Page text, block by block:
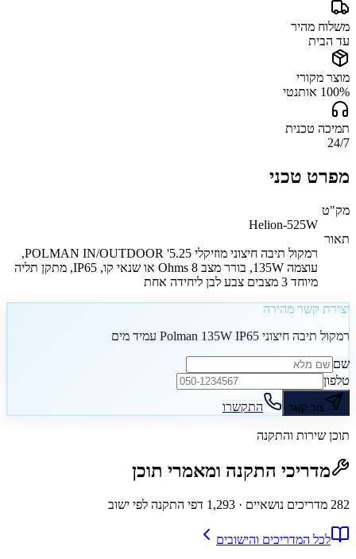
משלוח מהיר
עד הבית
מוצר מקורי
100% אותנטי
תמיכה טכנית
24/7
מפרט טכני
מק"ט
Helion-525W
תאור
רמקול תיבה חיצוני מוזיקלי 5.25' POLMAN IN/OUTDOOR,
עוצמה 135W, בורר מצב 8 Ohms או שנאי קו, IP65, מתקן תליה
מיוחד 3 מצבים צבע לבן ליחידה אחת
יצירת קשר מהירה
רמקול תיבה חיצוני Polman 135W IP65 עמיד מים
שם
טלפון
צור קשר התקשרו
תוכן שירות והתקנה
מדריכי התקנה ומאמרי תוכן
282 מדריכים נושאיים · 1,293 דפי התקנה לפי ישוב
לכל המדריכים והישובים